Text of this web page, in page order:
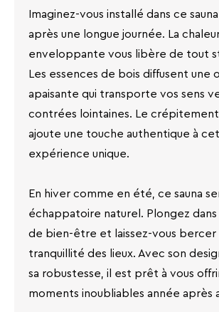
Imaginez-vous installé dans ce
après une longue journée. La
enveloppante vous libère de tout
Les essences de bois diffusent une
apaisante qui transporte vos sens
contrées lointaines. Le
ajoute une touche authentique à
expérience unique.
En hiver comme en été, ce sauna
échappatoire naturel. Plongez
de bien-être et laissez-vous bercer
tranquillité des lieux. Avec son
sa robustesse, il est prêt à vous
moments inoubliables année après